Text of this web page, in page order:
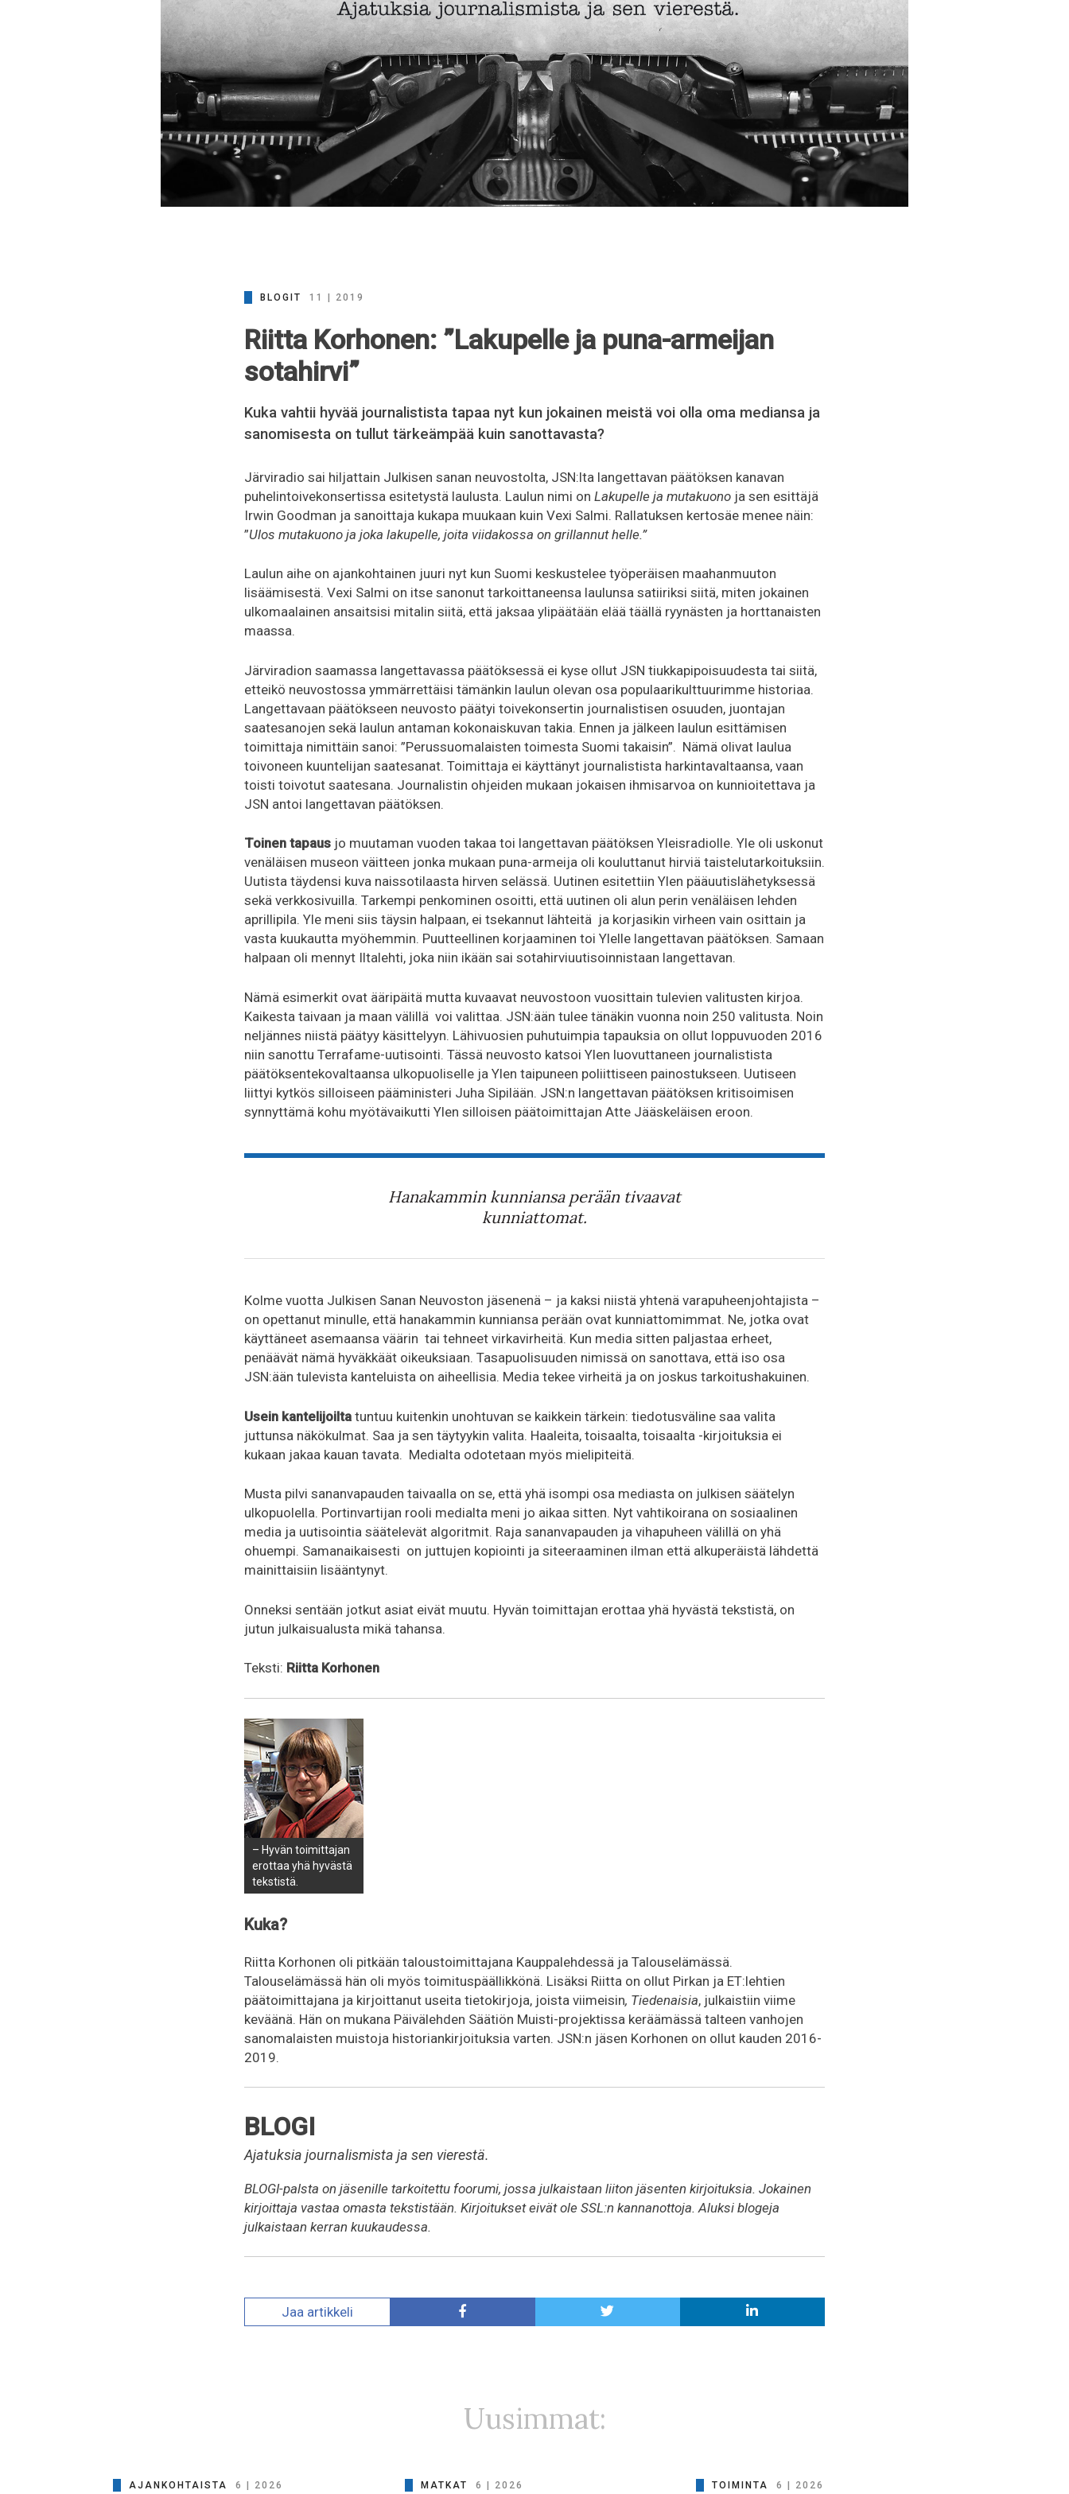
BLOGIT 11 | 2019
Riitta Korhonen: ”Lakupelle ja puna-armeijan
sotahirvi”
Kuka vahtii hyvää journalistista tapaa nyt kun jokainen meistä voi olla oma mediansa ja
sanomisesta on tullut tärkeämpää kuin sanottavasta?
Järviradio sai hiljattain Julkisen sanan neuvostolta, JSN:lta langettavan päätöksen kanavan
puhelintoivekonsertissa esitetystä laulusta. Laulun nimi on Lakupelle ja mutakuono ja sen esittäjä
Irwin Goodman ja sanoittaja kukapa muukaan kuin Vexi Salmi. Rallatuksen kertosäe menee näin:
”Ulos mutakuono ja joka lakupelle, joita viidakossa on grillannut helle.”
Laulun aihe on ajankohtainen juuri nyt kun Suomi keskustelee työperäisen maahanmuuton
lisäämisestä. Vexi Salmi on itse sanonut tarkoittaneensa laulunsa satiiriksi siitä, miten jokainen
ulkomaalainen ansaitsisi mitalin siitä, että jaksaa ylipäätään elää täällä ryynästen ja horttanaisten
maassa.
Järviradion saamassa langettavassa päätöksessä ei kyse ollut JSN tiukkapipoisuudesta tai siitä,
etteikö neuvostossa ymmärrettäisi tämänkin laulun olevan osa populaarikulttuurimme historiaa.
Langettavaan päätökseen neuvosto päätyi toivekonsertin journalistisen osuuden, juontajan
saatesanojen sekä laulun antaman kokonaiskuvan takia. Ennen ja jälkeen laulun esittämisen
toimittaja nimittäin sanoi: ”Perussuomalaisten toimesta Suomi takaisin”. Nämä olivat laulua
toivoneen kuuntelijan saatesanat. Toimittaja ei käyttänyt journalistista harkintavaltaansa, vaan
toisti toivotut saatesana. Journalistin ohjeiden mukaan jokaisen ihmisarvoa on kunnioitettava ja
JSN antoi langettavan päätöksen.
Toinen tapaus jo muutaman vuoden takaa toi langettavan päätöksen Yleisradiolle. Yle oli uskonut
venäläisen museon väitteen jonka mukaan puna-armeija oli kouluttanut hirviä taistelutarkoituksiin.
Uutista täydensi kuva naissotilaasta hirven selässä. Uutinen esitettiin Ylen pääuutislähetyksessä
sekä verkkosivuilla. Tarkempi penkominen osoitti, että uutinen oli alun perin venäläisen lehden
aprillipila. Yle meni siis täysin halpaan, ei tsekannut lähteitä ja korjasikin virheen vain osittain ja
vasta kuukautta myöhemmin. Puutteellinen korjaaminen toi Ylelle langettavan päätöksen. Samaan
halpaan oli mennyt Iltalehti, joka niin ikään sai sotahirviuutisoinnistaan langettavan.
Nämä esimerkit ovat ääripäitä mutta kuvaavat neuvostoon vuosittain tulevien valitusten kirjoa.
Kaikesta taivaan ja maan välillä voi valittaa. JSN:ään tulee tänäkin vuonna noin 250 valitusta. Noin
neljännes niistä päätyy käsittelyyn. Lähivuosien puhutuimpia tapauksia on ollut loppuvuoden 2016
niin sanottu Terrafame-uutisointi. Tässä neuvosto katsoi Ylen luovuttaneen journalistista
päätöksentekovaltaansa ulkopuoliselle ja Ylen taipuneen poliittiseen painostukseen. Uutiseen
liittyi kytkös silloiseen pääministeri Juha Sipilään. JSN:n langettavan päätöksen kritisoimisen
synnyttämä kohu myötävaikutti Ylen silloisen päätoimittajan Atte Jääskeläisen eroon.
Hanakammin kunniansa perään tivaavat
kunniattomat.
Kolme vuotta Julkisen Sanan Neuvoston jäsenenä – ja kaksi niistä yhtenä varapuheenjohtajista –
on opettanut minulle, että hanakammin kunniansa perään ovat kunniattomimmat. Ne, jotka ovat
käyttäneet asemaansa väärin tai tehneet virkavirheitä. Kun media sitten paljastaa erheet,
penäävät nämä hyväkkäät oikeuksiaan. Tasapuolisuuden nimissä on sanottava, että iso osa
JSN:ään tulevista kanteluista on aiheellisia. Media tekee virheitä ja on joskus tarkoitushakuinen.
Usein kantelijoilta tuntuu kuitenkin unohtuvan se kaikkein tärkein: tiedotusväline saa valita
juttunsa näkökulmat. Saa ja sen täytyykin valita. Haaleita, toisaalta, toisaalta -kirjoituksia ei
kukaan jakaa kauan tavata. Medialta odotetaan myös mielipiteitä.
Musta pilvi sananvapauden taivaalla on se, että yhä isompi osa mediasta on julkisen säätelyn
ulkopuolella. Portinvartijan rooli medialta meni jo aikaa sitten. Nyt vahtikoirana on sosiaalinen
media ja uutisointia säätelevät algoritmit. Raja sananvapauden ja vihapuheen välillä on yhä
ohuempi. Samanaikaisesti on juttujen kopiointi ja siteeraaminen ilman että alkuperäistä lähdettä
mainittaisiin lisääntynyt.
Onneksi sentään jotkut asiat eivät muutu. Hyvän toimittajan erottaa yhä hyvästä tekstistä, on
jutun julkaisualusta mikä tahansa.
Teksti: Riitta Korhonen
– Hyvän toimittajan
erottaa yhä hyvästä
tekstistä.
Kuka?
Riitta Korhonen oli pitkään taloustoimittajana Kauppalehdessä ja Talouselämässä.
Talouselämässä hän oli myös toimituspäällikkönä. Lisäksi Riitta on ollut Pirkan ja ET:lehtien
päätoimittajana ja kirjoittanut useita tietokirjoja, joista viimeisin, Tiedenaisia, julkaistiin viime
keväänä. Hän on mukana Päivälehden Säätiön Muisti-projektissa keräämässä talteen vanhojen
sanomalaisten muistoja historiankirjoituksia varten. JSN:n jäsen Korhonen on ollut kauden 2016-
2019.
BLOGI
Ajatuksia journalismista ja sen vierestä.
BLOGI-palsta on jäsenille tarkoitettu foorumi, jossa julkaistaan liiton jäsenten kirjoituksia. Jokainen
kirjoittaja vastaa omasta tekstistään. Kirjoitukset eivät ole SSL:n kannanottoja. Aluksi blogeja
julkaistaan kerran kuukaudessa.
Jaaartikkeli
Uusimmat:
AJANKOHTAISTA 6 | 2026 MATKAT 6 | 2026 TOIMINTA 6 | 2026